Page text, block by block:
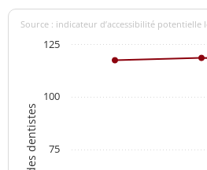
APL des dentistes
Source : indicateur d’accessibilité potentielle
75
100
125